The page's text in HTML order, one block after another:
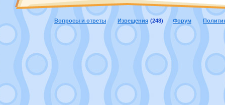
Вопросы и ответы Извещения (248) Форум